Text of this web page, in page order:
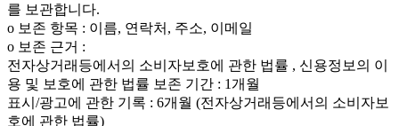
를 보관합니다.
ο 보존 항목 : 이름, 연락처, 주소, 이메일
ο 보존 근거 :
전자상거래등에서의 소비자보호에 관한 법률 , 신용정보의 이
용 및 보호에 관한 법률 보존 기간 : 1개월
표시/광고에 관한 기록 : 6개월 (전자상거래등에서의 소비자보
호에 관한 법률)